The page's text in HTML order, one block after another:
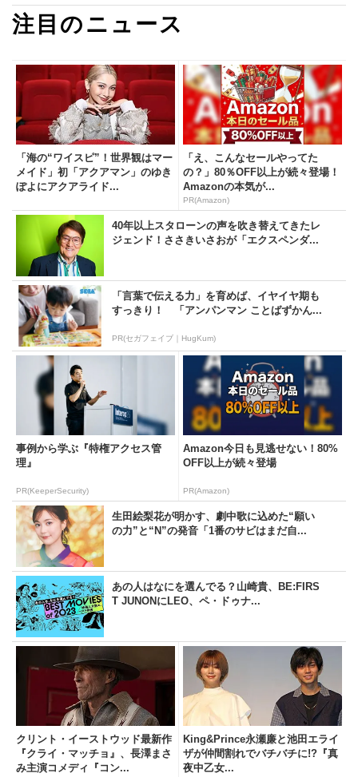
注目のニュース
「海の“ワイスピ”！世界観はマー
メイド」初「アクアマン」のゆき
ぽよにアクアライド...
「え、こんなセールやってた
の？」80％OFF以上が続々登場！
Amazonの本気が...
PR(Amazon)
40年以上スタローンの声を吹き替えてきたレ
ジェンド！ささきいさおが「エクスペンダ...
「言葉で伝える力」を育めば、イヤイヤ期も
すっきり！ 「アンパンマン ことばずかん...
PR(セガフェイブ｜HugKum)
事例から学ぶ『特権アクセス管
理』
PR(KeeperSecurity)
Amazon今日も見逃せない！80%
OFF以上が続々登場
PR(Amazon)
生田絵梨花が明かす、劇中歌に込めた“願い
の力”と“N”の発音「1番のサビはまだ自...
あの人はなにを選んでる？山崎貴、BE:FIRS
T JUNONにLEO、ペ・ドゥナ...
クリント・イーストウッド最新作
『クライ・マッチョ』、長澤まさ
み主演コメディ『コン...
King&Prince永瀬廉と池田エライ
ザが仲間割れでバチバチに!?『真
夜中乙女...